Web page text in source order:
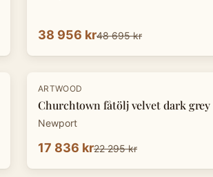
38 956 kr48 695 kr
-20%
ARTWOOD
Churchtown fåtölj velvet dark grey
Newport
17 836 kr22 295 kr